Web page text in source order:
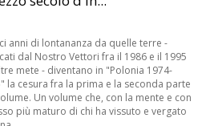
anni di lontananza da quelle terre -
dal Nostro Vettori fra il 1986 e il 1995
mete - diventano in "Polonia 1974-
la cesura fra la prima e la seconda parte
Un volume che, con la mente e con
più maturo di chi ha vissuto e vergato